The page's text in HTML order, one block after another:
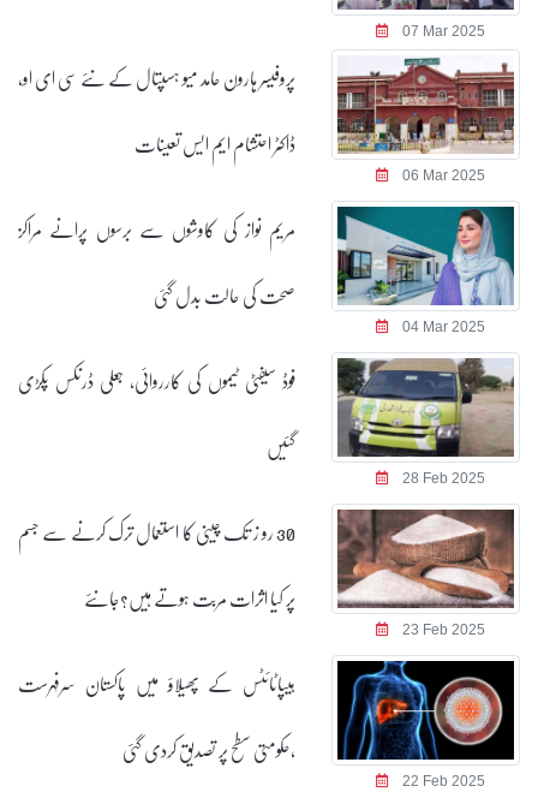
07 Mar 2025
06 Mar 2025
پروفیسر ہارون حامد میو ہسپتال کے نئے سی ای او،
ڈاکٹر احتشام ایم ایس تعینات
04 Mar 2025
مریم نواز کی کاوشوں سے برسوں پرانے مراکز
صحت کی حالت بدل گئی
28 Feb 2025
فوڈ سیفٹی ٹیموں کی کارروائی، جعلی ڈرنکس پکڑی
گئیں
23 Feb 2025
30 رو ز تک چینی کا استعمال ترک کرنے سے جسم
پر کیا اثرات مربت ہوتے ہیں؟جانئے
22 Feb 2025
ہیپاٹائٹس کے پھیلاؤ میں پاکستان سرفہرست
،حکومتی سطح پر تصدیق کردی گئی